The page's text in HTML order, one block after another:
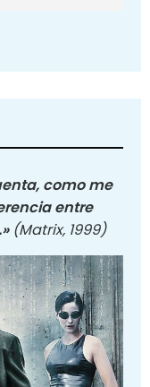
como me
entre
(Matrix, 1999)